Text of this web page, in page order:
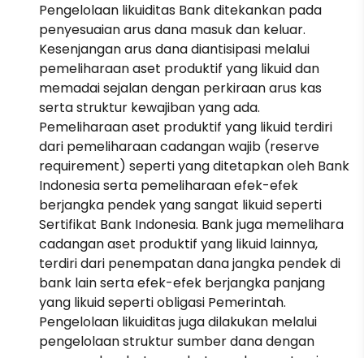
Pengelolaan likuiditas Bank ditekankan pada
penyesuaian arus dana masuk dan keluar.
Kesenjangan arus dana diantisipasi melalui
pemeliharaan aset produktif yang likuid dan
memadai sejalan dengan perkiraan arus kas
serta struktur kewajiban yang ada.
Pemeliharaan aset produktif yang likuid terdiri
dari pemeliharaan cadangan wajib (reserve
requirement) seperti yang ditetapkan oleh Bank
Indonesia serta pemeliharaan efek-efek
berjangka pendek yang sangat likuid seperti
Sertifikat Bank Indonesia. Bank juga memelihara
cadangan aset produktif yang likuid lainnya,
terdiri dari penempatan dana jangka pendek di
bank lain serta efek-efek berjangka panjang
yang likuid seperti obligasi Pemerintah.
Pengelolaan likuiditas juga dilakukan melalui
pengelolaan struktur sumber dana dengan